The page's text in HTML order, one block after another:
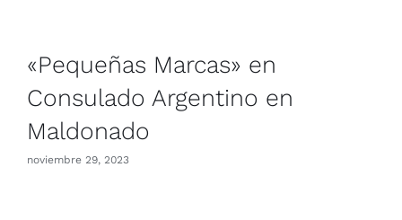
«Pequeñas Marcas» en
Consulado Argentino en
Maldonado
noviembre 29, 2023